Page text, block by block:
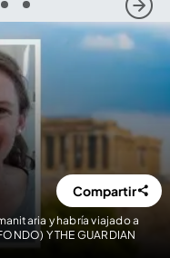
4 5
y habría viajado a
Y THE GUARDIAN
Compartir